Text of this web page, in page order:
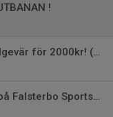
!
Tillfälle för medlemmar! Hagelgevär för 2000kr! (BORTLOVADE)
Nu är det dags för Damskytte på Falsterbo Sportskytteklubbs Hagelbana.